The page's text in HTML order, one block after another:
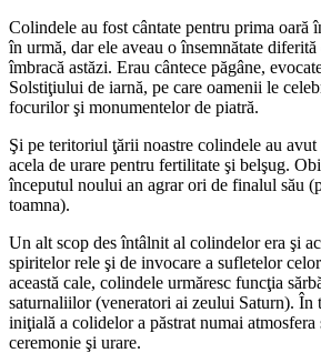
Colindele au fost cântate pentru prima oară
în urmă, dar ele aveau o însemnătate diferită
îmbracă astăzi. Erau cântece păgâne,
Solstiţiului de iarnă, pe care oamenii le
focurilor şi monumentelor de piatră.
Şi pe teritoriul ţării noastre colindele au
acela de urare pentru fertilitate şi belşug.
începutul noului an agrar ori de finalul său
toamna).
Un alt scop des întâlnit al colindelor era şi
spiritelor rele şi de invocare a sufletelor
această cale, colindele urmăresc funcţia
saturnaliilor (veneratori ai zeului Saturn). În
iniţială a colidelor a păstrat numai atmosfera
ceremonie şi urare.